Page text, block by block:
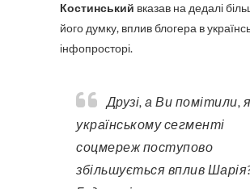
Костинський вказав на дедалі
його думку, вплив блогера в
інфопросторі.
Друзі, а Ви помітили, як в
українському сегменті
соцмереж поступово
збільшується вплив